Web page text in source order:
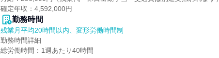
確定年収：4,592,000円
勤務時間
残業月平均20時間以内、変形労働時間制
勤務時間詳細
総労働時間：1週あたり40時間